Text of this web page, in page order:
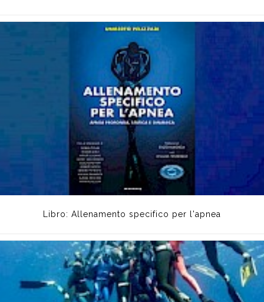
Libro: Allenamento specifico per l'apnea